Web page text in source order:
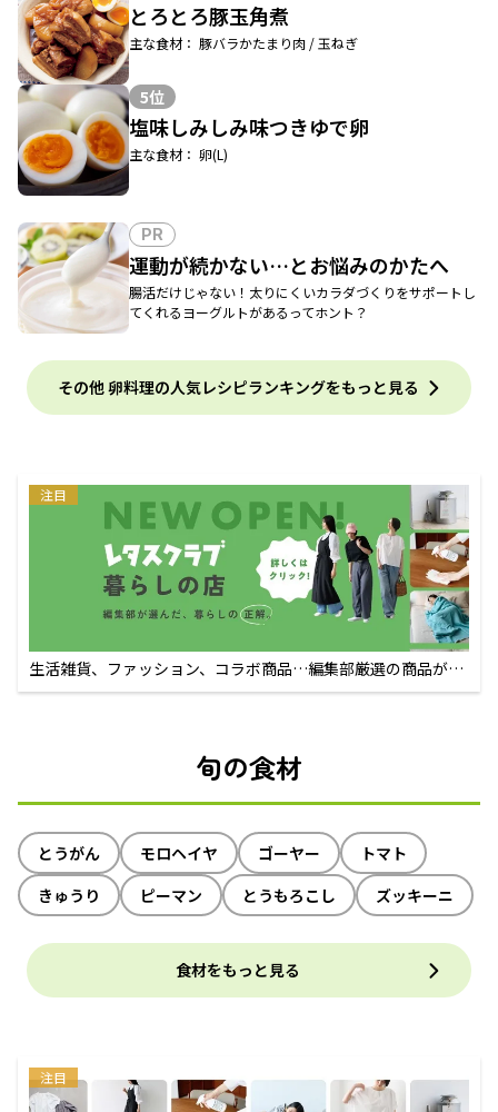
とろとろ豚玉角煮
主な食材： 豚バラかたまり肉 / 玉ねぎ
5位
塩味しみしみ味つきゆで卵
主な食材： 卵(L)
PR
運動が続かない…とお悩みのかたへ
腸活だけじゃない！太りにくいカラダづくりをサポートし
てくれるヨーグルトがあるってホント？
その他 卵料理の人気レシピランキングをもっと見る
注目
生活雑貨、ファッション、コラボ商品…編集部厳選の商品が買
えるECサイト
旬の食材
とうがん モロヘイヤ ゴーヤー
トマト
きゅうり
ピーマン とうもろこし ズッキーニ
食材をもっと見る
注目